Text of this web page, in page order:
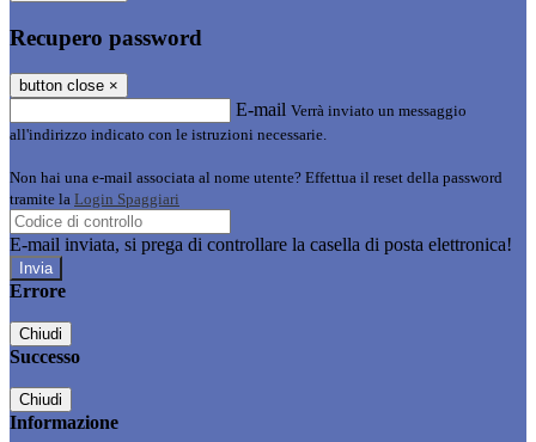
Recupero password
button close ×
E-mail Verrà inviato un messaggio
all'indirizzo indicato con le istruzioni necessarie.
Non hai una e-mail associata al nome utente? Effettua il reset della password
tramite la Login Spaggiari
E-mail inviata, si prega di controllare la casella di posta elettronica!
Errore
Chiudi
Successo
Chiudi
Informazione